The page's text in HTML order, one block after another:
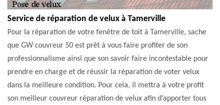
Service de réparation de velux à Tamerville
Pour la réparation de votre fenêtre de toit à Tamerville, sache
que GW couvreur 50 est prêt à vous faire profiter de son
professionnalisme ainsi que son savoir faire incontestable pour
prendre en charge et de réussir la réparation de voter velux
dans la meilleure condition. Pour cela, il mettra à votre profit
son meilleur couvreur réparation de velux afin d’apporter tous